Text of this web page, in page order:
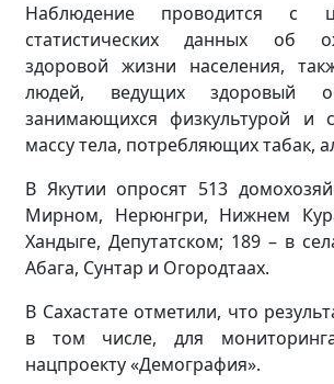
Наблюдение проводится с
статистических данных об
здоровой жизни населения,
людей, ведущих здоровый
занимающихся физкультурой
массу тела, потребляющих табак,
В Якутии опросят 513
Мирном, Нерюнгри, Нижнем
Хандыге, Депутатском; 189 – в
Абага, Сунтар и Огородтаах.
В Сахастате отметили, что
в том числе, для
нацпроекту «Демография».